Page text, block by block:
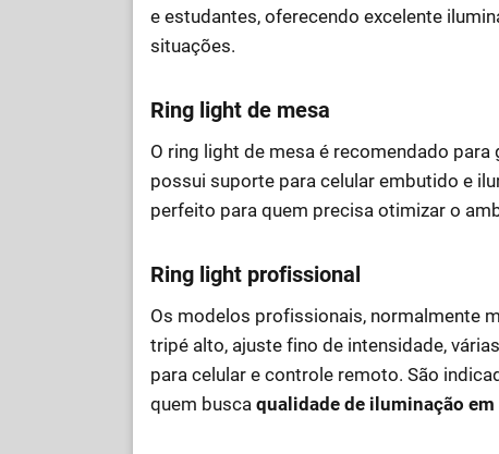
e estudantes, oferecendo excelente
situações.
Ring light de mesa
O ring light de mesa é recomendado
possui suporte para celular embutido e
perfeito para quem precisa otimizar o
Ring light profissional
Os modelos profissionais, normalmente
tripé alto, ajuste fino de intensidade,
para celular e controle remoto. São
quem busca qualidade de iluminação